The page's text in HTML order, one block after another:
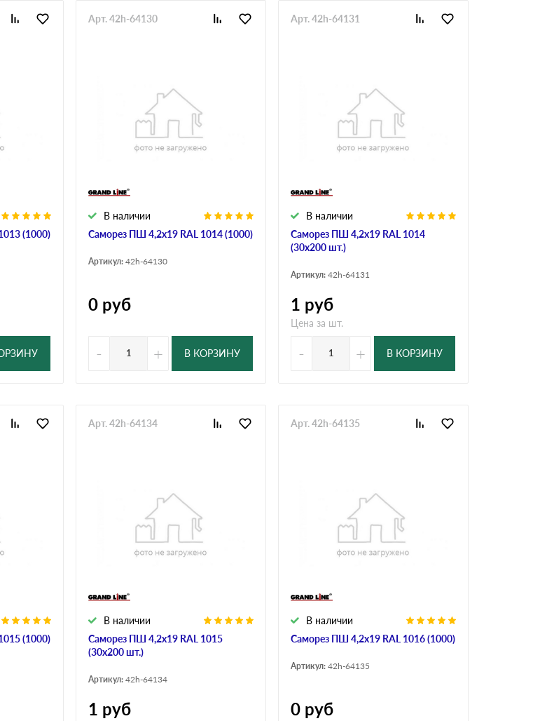
(1000) Саморез ПШ 4,2х19 RAL 1014 (1000)
В наличии
Арт. 42h-64130
Артикул: 42h-64130
0 руб
- + В КОРЗИНУ
Саморез ПШ 4,2х19 RAL 1014
(30х200 шт.)
В наличии
Арт. 42h-64131
Артикул: 42h-64131
1 руб
Цена за шт.
- + В КОРЗИНУ
(1000)
Саморез ПШ 4,2х19 RAL 1015
(30х200 шт.)
В наличии
Арт. 42h-64134
Артикул: 42h-64134
1 руб
Саморез ПШ 4,2х19 RAL 1016 (1000)
В наличии
Арт. 42h-64135
Артикул: 42h-64135
0 руб